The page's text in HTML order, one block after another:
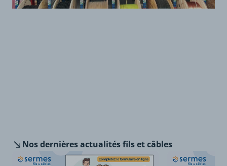
Nos dernièresactualités fils et câbles